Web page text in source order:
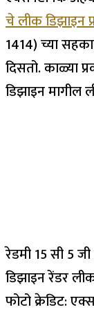
चे लीक डिझाइन
1414) च्या
दिसतो. काळ्या
डिझाइन मागील
रेडमी 15 सी 5
डिझाइन रेंडर
फोटो क्रेडिट: